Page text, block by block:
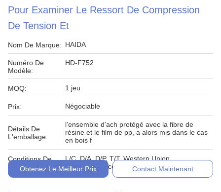
Pour Examiner Le Ressort De Compression
De Tension Et
Nom De Marque: HAIDA
Numéro De
Modèle:
HD-F752
MOQ: 1 jeu
Prix: Négociable
Détails De
L'emballage:
l'ensemble d'ach protégé avec la fibre de
résine et le film de pp, a alors mis dans le cas
en bois f
Conditions De
Paiement:
L/C, D/A, D/P, T/T, Western Union,
MoneyGram, comptant, engagement
Obtenez Le Meilleur Prix Contact Maintenant